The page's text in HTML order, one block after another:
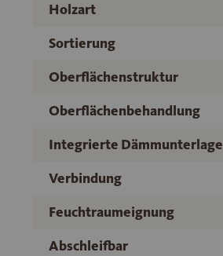
Holzart
Sortierung
Oberflächenstruktur
Oberflächenbehandlung
Integrierte Dämmunterlage
Verbindung
Feuchtraumeignung
Abschleifbar